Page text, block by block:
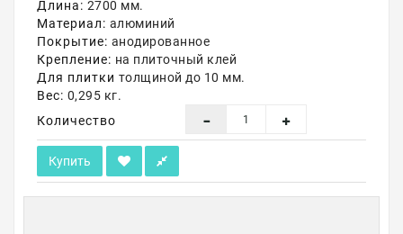
Длина: 2700 мм.
Материал: алюминий
Покрытие: анодированное
Крепление: на плиточный клей
Для плитки толщиной до 10 мм.
Вес: 0,295 кг.
Количество
Купить